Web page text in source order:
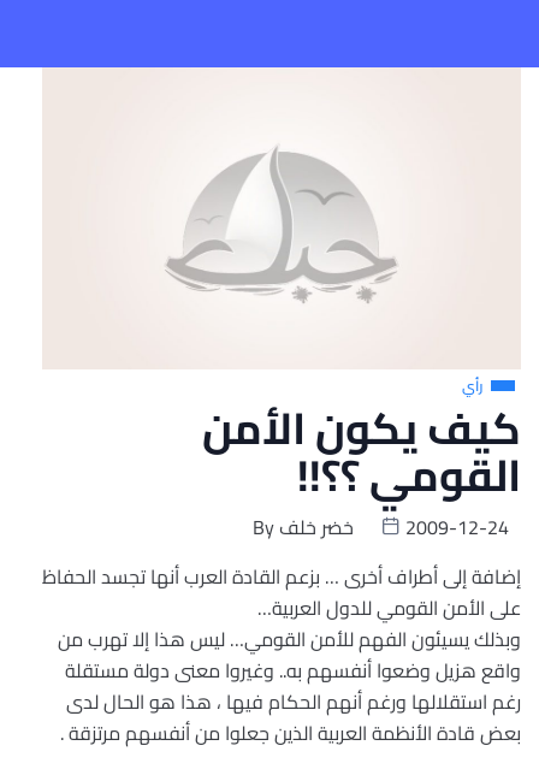
رأي
كيف يكون الأمن
القومي ؟؟!!
Byخضر خلف
2009-12-24
إضافة إلى أطراف أخرى … بزعم القادة العرب أنها تجسد الحفاظ
على الأمن القومي للدول العربية…
وبذلك يسيئون الفهم للأمن القومي… ليس هذا إلا تهرب من
واقع هزيل وضعوا أنفسهم به.. وغيروا معنى دولة مستقلة
رغم استقلالها ورغم أنهم الحكام فيها ، هذا هو الحال لدى
بعض قادة الأنظمة العربية الذين جعلوا من أنفسهم مرتزقة .